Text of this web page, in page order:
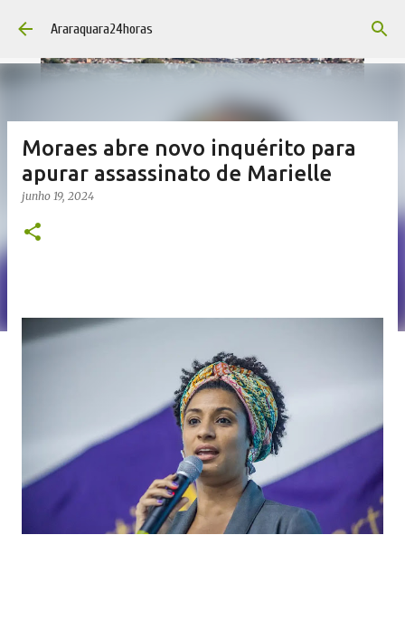
Pular para o conteúdo principal
Araraquara24horas
Moraes abre novo inquérito para
apurar assassinato de Marielle
junho 19, 2024